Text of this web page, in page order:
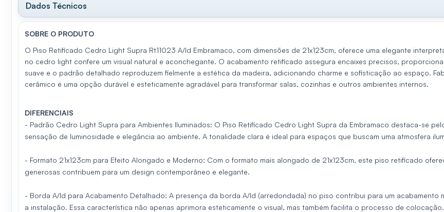
Dados Técnicos
SOBRE O PRODUTO
O Piso Retificado Cedro Light Supra Rt11023 A/ld Embramaco, com dimensões de 21x123cm, oferece uma elegante
no cedro light confere um visual natural e aconchegante. O acabamento retificado assegura encaixes precisos,
suave e o padrão detalhado reproduzem fielmente a estética da madeira, adicionando charme e sofisticação ao espaço.
cerâmico é uma opção durável e esteticamente agradável para transformar salas, cozinhas e outros ambientes internos.
DIFERENCIAIS
- Padrão Cedro Light Supra para Ambientes Iluminados: O Piso Retificado Cedro Light Supra da Embramaco destaca-se
sensação de luminosidade e elegância ao ambiente. A tonalidade clara é ideal para espaços que buscam uma atmosfera
- Formato 21x123cm para Efeito Alongado e Moderno: Com o formato mais alongado de 21x123cm, este piso retificado
generosas contribuem para um design contemporâneo e elegante.
- Borda A/ld para Acabamento Detalhado: A presença da borda A/ld (arredondada) no piso contribui para um acabamento
a instalação. Essa característica não apenas aprimora esteticamente o visual, mas também facilita o processo de colocação.